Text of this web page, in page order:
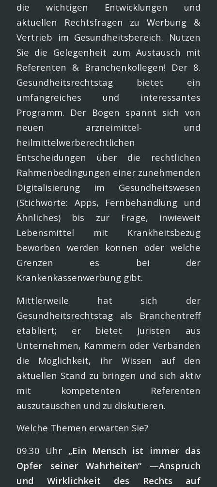
die wichtigen Entwick­lungen und
aktuellen Rechtsfragen zu Werbung &
Vertrieb im Gesundheitsbereich. Nutzen
Sie die Gelegenheit zum Austausch mit
Referenten & Branchenkollegen! Der 8.
Gesundheitsrechtstag bietet ein
umfangreiches und interessantes
Programm. Der Bogen spannt sich von
neuen arzneimittel- und
heilmittelwerberechtlichen
Entscheidungen über die rechtlichen
Rahmenbedingungen ei­ner zunehmenden
Digitalisierung im Gesundheitswesen
(Stichworte: Apps, Fernbehandlung und
Ähnliches) bis zur Frage, inwie­weit
Lebensmittel mit Krankheitsbezug
beworben werden können oder welche
Grenzen es bei der
Krankenkassenwerbung gibt.
Mittlerweile hat sich der
Gesundheitsrechtstag als Branchentreff
etabliert; er bietet Juristen aus
Unternehmen, Kammern oder Verbänden
die Möglichkeit, ihr Wissen auf den
aktuellen Stand zu bringen und sich aktiv
mit kompetenten Referenten
auszutauschen und zu diskutieren.
Welche Themen erwarten Sie?
09.30 Uhr „Ein Mensch ist immer das
Opfer seiner Wahr­heiten“ —Anspruch
und Wirklichkeit des Rechts auf